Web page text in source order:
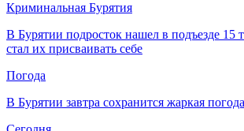
Криминальная Бурятия
В Бурятии подросток нашел в подъезде 15
стал их присваивать себе
Погода
В Бурятии завтра сохранится жаркая погода